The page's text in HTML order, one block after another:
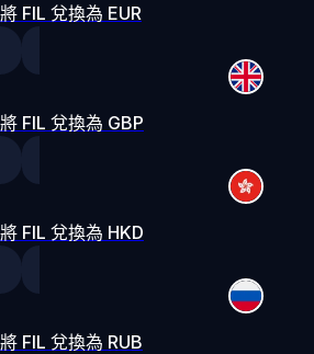
將 FIL 兌換為 EUR
將 FIL 兌換為 GBP
將 FIL 兌換為 HKD
將 FIL 兌換為 RUB